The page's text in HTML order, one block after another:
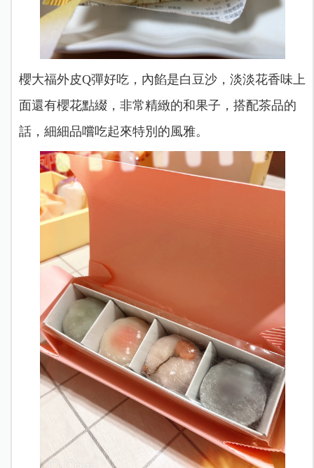
櫻大福外皮Q彈好吃，內餡是白豆沙，淡淡花香味上
面還有櫻花點綴，非常精緻的和果子，搭配茶品的
話，細細品嚐吃起來特別的風雅。